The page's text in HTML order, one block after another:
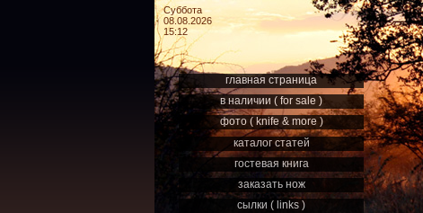
Суббота
08.08.2026
15:12
главная страница
в наличии ( for sale )
фото ( knife & more )
каталог статей
гостевая книга
заказать нож
сылки ( links )